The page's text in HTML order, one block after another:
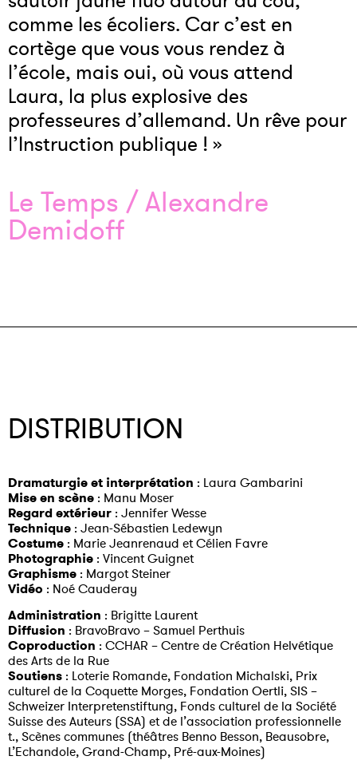
comme les écoliers. Car c’est en
cortège que vous vous rendez à
l’école, mais oui, où vous attend
Laura, la plus explosive des
professeures d’allemand. Un rêve pour
l’Instruction publique ! »
Le Temps / Alexandre
Demidoff
DISTRIBUTION
Dramaturgie et interprétation : Laura Gambarini
Mise en scène : Manu Moser
Regard extérieur : Jennifer Wesse
Technique : Jean-Sébastien Ledewyn
Costume : Marie Jeanrenaud et Célien Favre
Photographie : Vincent Guignet
Graphisme : Margot Steiner
Vidéo : Noé Cauderay
Administration : Brigitte Laurent
Diffusion : BravoBravo – Samuel Perthuis
Coproduction : CCHAR – Centre de Création Helvétique
des Arts de la Rue
Soutiens : Loterie Romande, Fondation Michalski, Prix
culturel de la Coquette Morges, Fondation Oertli, SIS –
Schweizer Interpretenstiftung, Fonds culturel de la Société
Suisse des Auteurs (SSA) et de l’association professionnelle
t., Scènes communes (théâtres Benno Besson, Beausobre,
L’Echandole, Grand-Champ, Pré-aux-Moines)